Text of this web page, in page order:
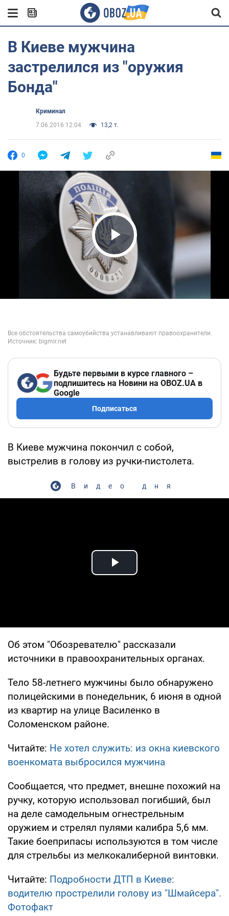
В Киеве мужчина
застрелился из "оружия
Бонда"
Криминал
7.06.2016 12:04
13,2 т.
0
Play Video
Будьте первыми в курсе главного –
подпишитесь на Новини на OBOZ.UA в
Google
Подписаться
В Киеве мужчина покончил с собой,
выстрелив в голову из ручки-пистолета.
Видео дня
Play Video
Об этом "Обозревателю" рассказали
источники в правоохранительных органах.
Тело 58-летнего мужчины было обнаружено
полицейскими в понедельник, 6 июня в одной
из квартир на улице Василенко в
Соломенском районе.
Читайте: Не хотел служить: из окна киевского
военкомата выбросился мужчина
Сообщается, что предмет, внешне похожий на
ручку, которую использовал погибший, был
на деле самодельным огнестрельным
оружием и стрелял пулями калибра 5,6 мм.
Такие боеприпасы используются в том числе
для стрельбы из мелкокалиберной винтовки.
Читайте: Подробности ДТП в Киеве:
водителю прострелили голову из "Шмайсера".
Фотофакт